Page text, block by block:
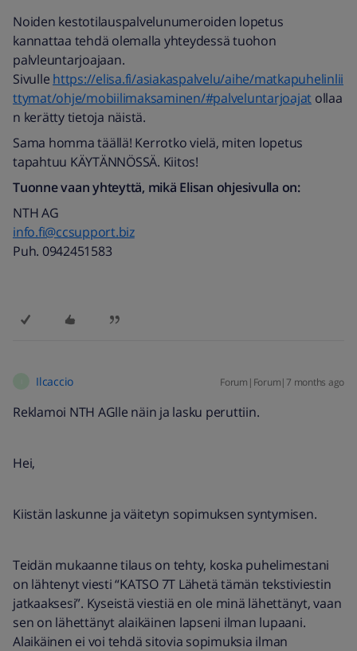
Noiden kestotilauspalvelunumeroiden lopetus
kannattaa tehdä olemalla yhteydessä tuohon
palvleuntarjoajaan.
Sivulle https://elisa.fi/asiakaspalvelu/aihe/matkapuhelinlii
ttymat/ohje/mobiilimaksaminen/#palveluntarjoajat ollaa
n kerätty tietoja näistä.
Sama homma täällä! Kerrotko vielä, miten lopetus
tapahtuu KÄYTÄNNÖSSÄ. Kiitos!
Tuonne vaan yhteyttä, mikä Elisan ohjesivulla on:
NTH AG
info.fi@ccsupport.biz
Puh. 0942451583
Ilcaccio Forum|Forum|7 months ago
Reklamoi NTH AGlle näin ja lasku peruttiin.
Hei,
Kiistän laskunne ja väitetyn sopimuksen syntymisen.
Teidän mukaanne tilaus on tehty, koska puhelimestani
on lähtenyt viesti “KATSO 7T Lähetä tämän tekstiviestin
jatkaaksesi”. Kyseistä viestiä en ole minä lähettänyt, vaan
sen on lähettänyt alaikäinen lapseni ilman lupaani.
Alaikäinen ei voi tehdä sitovia sopimuksia ilman